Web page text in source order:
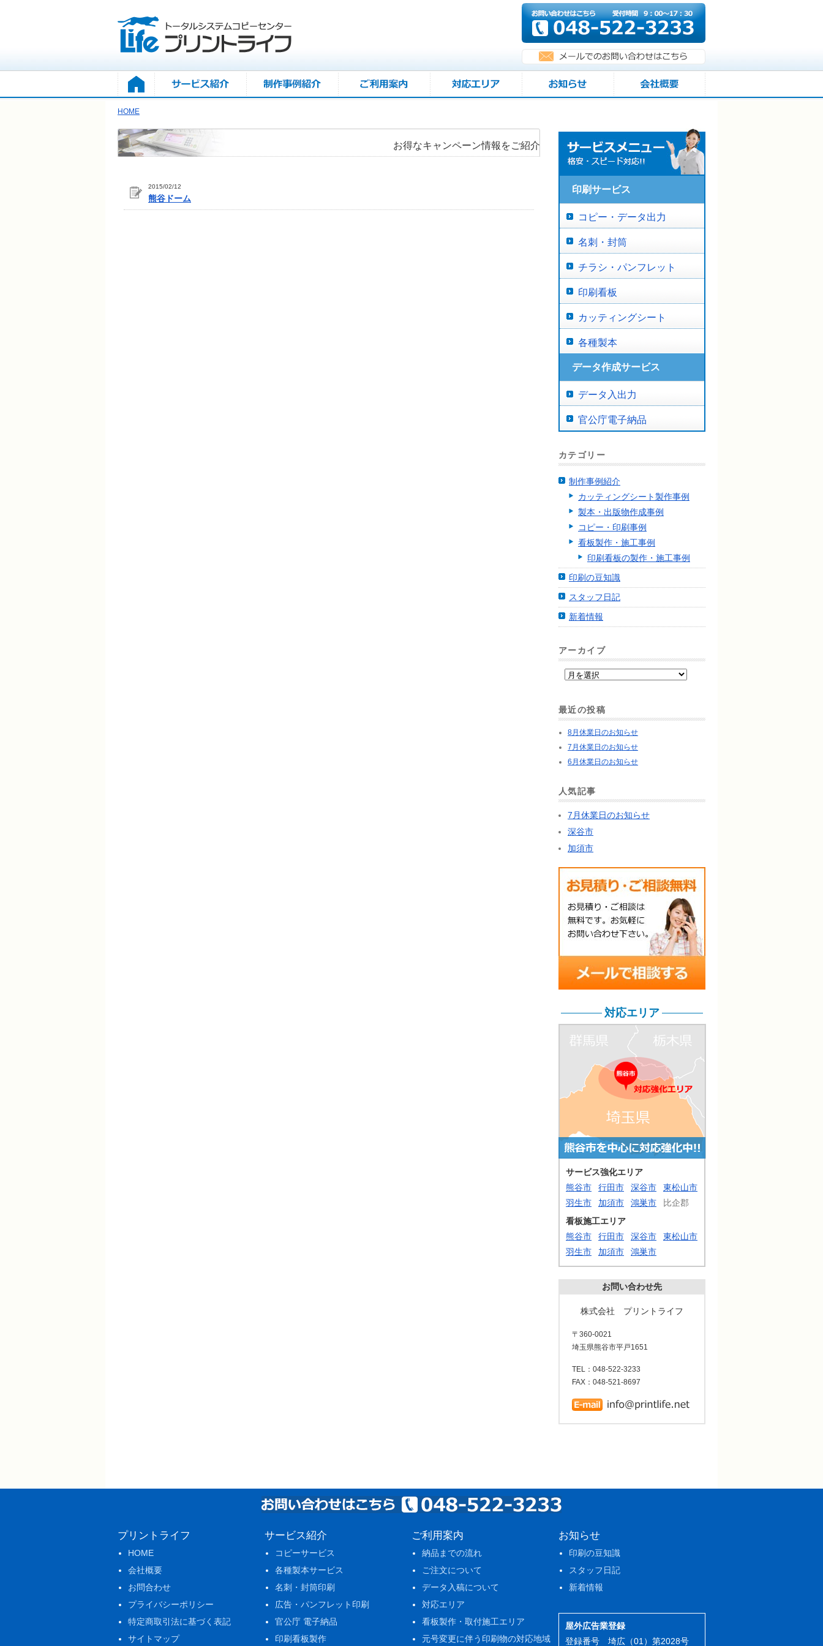
HOME
お得なキャンペーン情報をご紹介
2015/02/12
熊谷ドーム
印刷サービス
コピー・データ出力
名刺・封筒
チラシ・パンフレット
印刷看板
カッティングシート
各種製本
データ作成サービス
データ入出力
官公庁電子納品
カテゴリー
制作事例紹介
カッティングシート製作事例
製本・出版物作成事例
コピー・印刷事例
看板製作・施工事例
印刷看板の製作・施工事例
印刷の豆知識
スタッフ日記
新着情報
アーカイブ
最近の投稿
8月休業日のお知らせ
7月休業日のお知らせ
6月休業日のお知らせ
人気記事
7月休業日のお知らせ
深谷市
加須市
対応エリア
サービス強化エリア
熊谷市
行田市 深谷市
東松山市
羽生市
加須市 鴻巣市
比企郡
看板施工エリア
熊谷市
行田市 深谷市
東松山市
羽生市
加須市 鴻巣市
お問い合わせ先
株式会社 プリントライフ
〒360-0021
埼玉県熊谷市平戸1651
TEL：048-522-3233
FAX：048-521-8697
プリントライフ
HOME
会社概要
お問合わせ
プライバシーポリシー
特定商取引法に基づく表記
サイトマップ
サービス紹介
コピーサービス
各種製本サービス
名刺・封筒印刷
広告・パンフレット印刷
官公庁 電子納品
印刷看板製作
ご利用案内
納品までの流れ
ご注文について
データ入稿について
対応エリア
看板製作・取付施工エリア
元号変更に伴う印刷物の対応地域
お知らせ
印刷の豆知識
スタッフ日記
新着情報
屋外広告業登録
登録番号 埼広（01）第2028号